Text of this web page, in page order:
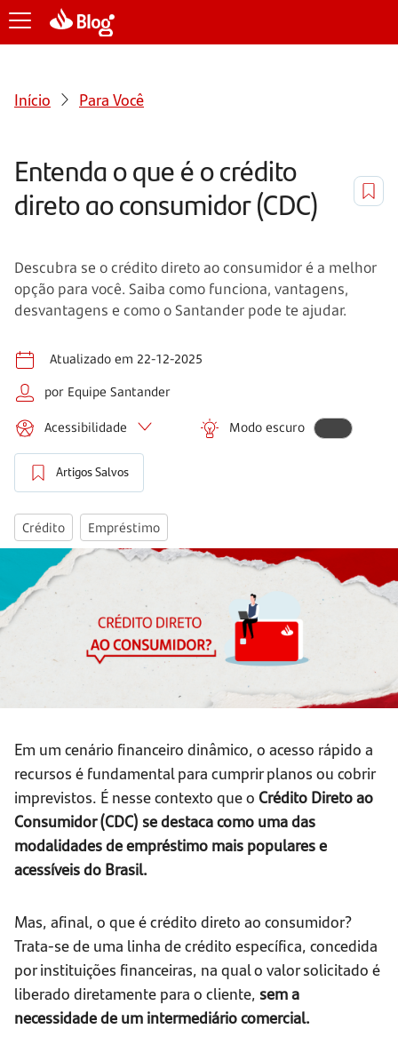
Início Para Você
Entenda o que é o crédito
direto ao consumidor (CDC)
Descubra se o crédito direto ao consumidor é a melhor
opção para você. Saiba como funciona, vantagens,
desvantagens e como o Santander pode te ajudar.
Atualizado em 22-12-2025
por Equipe Santander
Acessibilidade Modo escuro
Artigos Salvos
Crédito Empréstimo
Em um cenário financeiro dinâmico, o acesso rápido a
recursos é fundamental para cumprir planos ou cobrir
imprevistos. É nesse contexto que o Crédito Direto ao
Consumidor (CDC) se destaca como uma das
modalidades de empréstimo mais populares e
acessíveis do Brasil.
Mas, afinal, o que é crédito direto ao consumidor?
Trata-se de uma linha de crédito específica, concedida
por instituições financeiras, na qual o valor solicitado é
liberado diretamente para o cliente, sem a
necessidade de um intermediário comercial.